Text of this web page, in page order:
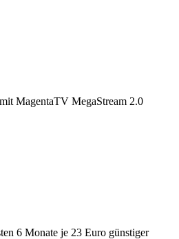
MagentaTV MegaStream 2.0
6 Monate je 23 Euro günstiger